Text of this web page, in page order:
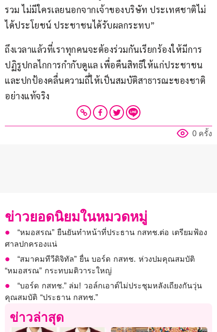
รวม ไม่มีใครเลยนอกจากเจ้าของบริษัท ประเทศชาติไม่
ได้ประโยชน์ ประชาชนได้รับผลกระทบ”
ถึงเวลาแล้วที่เราทุกคนจะต้องร่วมกันเรียกร้องให้มีการ
ปฏิรูปกลไกการกำกับดูแล เพื่อคืนสิทธิให้แก่ประชาชน
และปกป้องคลื่นความถี่ให้เป็นสมบัติสาธารณะของชาติ
อย่างแท้จริง
0 ครั้ง
ข่าวยอดนิยมในหมวดหมู่
“หมอสรณ” ยืนยันทำหน้าที่ประธาน กสทช.ต่อ เตรียมฟ้อง
ศาลปกครองแน่
“สมาคมทีวีดิจิทัล” ยื่น บอร์ด กสทช. ห่วงปมคุณสมบัติ
“หมอสรณ” กระทบมติวาระใหญ่
“บอร์ด กสทช.” ล่ม! วอล์กเอาต์ไม่ประชุมหลังเถียงกันวุ่น
คุณสมบัติ “ประธาน กสทช.”
ข่าวล่าสุด